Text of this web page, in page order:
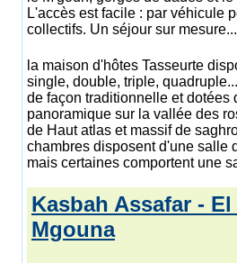
L'accès est facile : par véhicule
collectifs. Un séjour sur mesure...
la maison d'hôtes Tasseurte
single, double, triple,
de façon traditionnelle et dotées
panoramique sur la vallée des
de Haut atlas et massif de
chambres disposent d'une salle
mais certaines comportent une
Kasbah Assafar - El
Mgouna